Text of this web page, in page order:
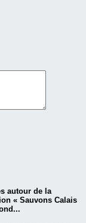
autour de la
« Sauvons Calais